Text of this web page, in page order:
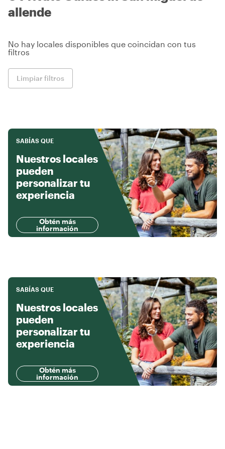
allende
No hay locales disponibles que coincidan con tus
filtros
Limpiar filtros
SABÍAS QUE
Nuestros locales
pueden
personalizar tu
experiencia
Obtén más
información
SABÍAS QUE
Nuestros locales
pueden
personalizar tu
experiencia
Obtén más
información